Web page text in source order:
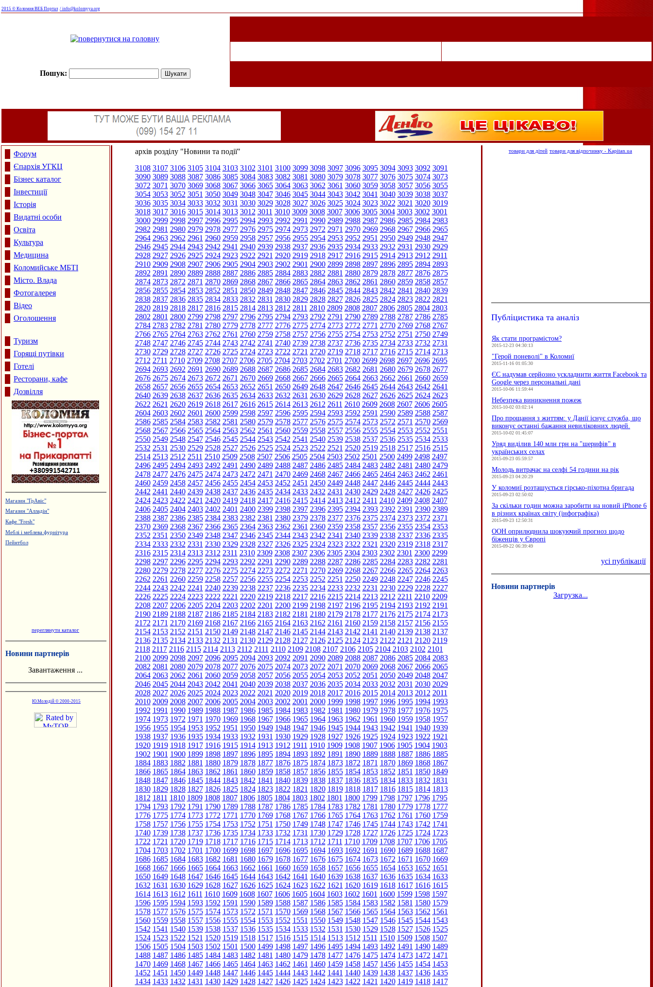
2015 © Коломия ВЕБ Портал / info@kolomyya.org
Пошук:
Форум
Єпархія УГКЦ
Бізнес каталог
Інвестиції
Історія
Видатні особи
Освіта
Культура
Медицина
Коломийське МБТІ
Місто. Влада
Фотогалерея
Відео
Оголошення
Туризм
Горящі путівки
Готелі
Ресторани, кафе
Дозвілля
Магазин "ГрАвіс"
Магазин "Алладін"
Кафе "Fresh"
Меблі і меблева фурнітура
Пейнтбол
переглянути каталог
Новини партнерів
Завантаження ...
Ю.Молодій © 2000-2015
архів розділу "Новини та події"
3108 3107 3106 3105 3104 3103 3102 3101 3100 3099 3098 3097 3096 3095 3094 3093 3092 3091
3090 3089 3088 3087 3086 3085 3084 3083 3082 3081 3080 3079 3078 3077 3076 3075 3074 3073
3072 3071 3070 3069 3068 3067 3066 3065 3064 3063 3062 3061 3060 3059 3058 3057 3056 3055
3054 3053 3052 3051 3050 3049 3048 3047 3046 3045 3044 3043 3042 3041 3040 3039 3038 3037
3036 3035 3034 3033 3032 3031 3030 3029 3028 3027 3026 3025 3024 3023 3022 3021 3020 3019
3018 3017 3016 3015 3014 3013 3012 3011 3010 3009 3008 3007 3006 3005 3004 3003 3002 3001
3000 2999 2998 2997 2996 2995 2994 2993 2992 2991 2990 2989 2988 2987 2986 2985 2984 2983
2982 2981 2980 2979 2978 2977 2976 2975 2974 2973 2972 2971 2970 2969 2968 2967 2966 2965
2964 2963 2962 2961 2960 2959 2958 2957 2956 2955 2954 2953 2952 2951 2950 2949 2948 2947
2946 2945 2944 2943 2942 2941 2940 2939 2938 2937 2936 2935 2934 2933 2932 2931 2930 2929
2928 2927 2926 2925 2924 2923 2922 2921 2920 2919 2918 2917 2916 2915 2914 2913 2912 2911
2910 2909 2908 2907 2906 2905 2904 2903 2902 2901 2900 2899 2898 2897 2896 2895 2894 2893
2892 2891 2890 2889 2888 2887 2886 2885 2884 2883 2882 2881 2880 2879 2878 2877 2876 2875
2874 2873 2872 2871 2870 2869 2868 2867 2866 2865 2864 2863 2862 2861 2860 2859 2858 2857
2856 2855 2854 2853 2852 2851 2850 2849 2848 2847 2846 2845 2844 2843 2842 2841 2840 2839
2838 2837 2836 2835 2834 2833 2832 2831 2830 2829 2828 2827 2826 2825 2824 2823 2822 2821
2820 2819 2818 2817 2816 2815 2814 2813 2812 2811 2810 2809 2808 2807 2806 2805 2804 2803
2802 2801 2800 2799 2798 2797 2796 2795 2794 2793 2792 2791 2790 2789 2788 2787 2786 2785
2784 2783 2782 2781 2780 2779 2778 2777 2776 2775 2774 2773 2772 2771 2770 2769 2768 2767
2766 2765 2764 2763 2762 2761 2760 2759 2758 2757 2756 2755 2754 2753 2752 2751 2750 2749
2748 2747 2746 2745 2744 2743 2742 2741 2740 2739 2738 2737 2736 2735 2734 2733 2732 2731
2730 2729 2728 2727 2726 2725 2724 2723 2722 2721 2720 2719 2718 2717 2716 2715 2714 2713
2712 2711 2710 2709 2708 2707 2706 2705 2704 2703 2702 2701 2700 2699 2698 2697 2696 2695
2694 2693 2692 2691 2690 2689 2688 2687 2686 2685 2684 2683 2682 2681 2680 2679 2678 2677
2676 2675 2674 2673 2672 2671 2670 2669 2668 2667 2666 2665 2664 2663 2662 2661 2660 2659
2658 2657 2656 2655 2654 2653 2652 2651 2650 2649 2648 2647 2646 2645 2644 2643 2642 2641
2640 2639 2638 2637 2636 2635 2634 2633 2632 2631 2630 2629 2628 2627 2626 2625 2624 2623
2622 2621 2620 2619 2618 2617 2616 2615 2614 2613 2612 2611 2610 2609 2608 2607 2606 2605
2604 2603 2602 2601 2600 2599 2598 2597 2596 2595 2594 2593 2592 2591 2590 2589 2588 2587
2586 2585 2584 2583 2582 2581 2580 2579 2578 2577 2576 2575 2574 2573 2572 2571 2570 2569
2568 2567 2566 2565 2564 2563 2562 2561 2560 2559 2558 2557 2556 2555 2554 2553 2552 2551
2550 2549 2548 2547 2546 2545 2544 2543 2542 2541 2540 2539 2538 2537 2536 2535 2534 2533
2532 2531 2530 2529 2528 2527 2526 2525 2524 2523 2522 2521 2520 2519 2518 2517 2516 2515
2514 2513 2512 2511 2510 2509 2508 2507 2506 2505 2504 2503 2502 2501 2500 2499 2498 2497
2496 2495 2494 2493 2492 2491 2490 2489 2488 2487 2486 2485 2484 2483 2482 2481 2480 2479
2478 2477 2476 2475 2474 2473 2472 2471 2470 2469 2468 2467 2466 2465 2464 2463 2462 2461
2460 2459 2458 2457 2456 2455 2454 2453 2452 2451 2450 2449 2448 2447 2446 2445 2444 2443
2442 2441 2440 2439 2438 2437 2436 2435 2434 2433 2432 2431 2430 2429 2428 2427 2426 2425
2424 2423 2422 2421 2420 2419 2418 2417 2416 2415 2414 2413 2412 2411 2410 2409 2408 2407
2406 2405 2404 2403 2402 2401 2400 2399 2398 2397 2396 2395 2394 2393 2392 2391 2390 2389
2388 2387 2386 2385 2384 2383 2382 2381 2380 2379 2378 2377 2376 2375 2374 2373 2372 2371
2370 2369 2368 2367 2366 2365 2364 2363 2362 2361 2360 2359 2358 2357 2356 2355 2354 2353
2352 2351 2350 2349 2348 2347 2346 2345 2344 2343 2342 2341 2340 2339 2338 2337 2336 2335
2334 2333 2332 2331 2330 2329 2328 2327 2326 2325 2324 2323 2322 2321 2320 2319 2318 2317
2316 2315 2314 2313 2312 2311 2310 2309 2308 2307 2306 2305 2304 2303 2302 2301 2300 2299
2298 2297 2296 2295 2294 2293 2292 2291 2290 2289 2288 2287 2286 2285 2284 2283 2282 2281
2280 2279 2278 2277 2276 2275 2274 2273 2272 2271 2270 2269 2268 2267 2266 2265 2264 2263
2262 2261 2260 2259 2258 2257 2256 2255 2254 2253 2252 2251 2250 2249 2248 2247 2246 2245
2244 2243 2242 2241 2240 2239 2238 2237 2236 2235 2234 2233 2232 2231 2230 2229 2228 2227
2226 2225 2224 2223 2222 2221 2220 2219 2218 2217 2216 2215 2214 2213 2212 2211 2210 2209
2208 2207 2206 2205 2204 2203 2202 2201 2200 2199 2198 2197 2196 2195 2194 2193 2192 2191
2190 2189 2188 2187 2186 2185 2184 2183 2182 2181 2180 2179 2178 2177 2176 2175 2174 2173
2172 2171 2170 2169 2168 2167 2166 2165 2164 2163 2162 2161 2160 2159 2158 2157 2156 2155
2154 2153 2152 2151 2150 2149 2148 2147 2146 2145 2144 2143 2142 2141 2140 2139 2138 2137
2136 2135 2134 2133 2132 2131 2130 2129 2128 2127 2126 2125 2124 2123 2122 2121 2120 2119
2118 2117 2116 2115 2114 2113 2112 2111 2110 2109 2108 2107 2106 2105 2104 2103 2102 2101
2100 2099 2098 2097 2096 2095 2094 2093 2092 2091 2090 2089 2088 2087 2086 2085 2084 2083
2082 2081 2080 2079 2078 2077 2076 2075 2074 2073 2072 2071 2070 2069 2068 2067 2066 2065
2064 2063 2062 2061 2060 2059 2058 2057 2056 2055 2054 2053 2052 2051 2050 2049 2048 2047
2046 2045 2044 2043 2042 2041 2040 2039 2038 2037 2036 2035 2034 2033 2032 2031 2030 2029
2028 2027 2026 2025 2024 2023 2022 2021 2020 2019 2018 2017 2016 2015 2014 2013 2012 2011
2010 2009 2008 2007 2006 2005 2004 2003 2002 2001 2000 1999 1998 1997 1996 1995 1994 1993
1992 1991 1990 1989 1988 1987 1986 1985 1984 1983 1982 1981 1980 1979 1978 1977 1976 1975
1974 1973 1972 1971 1970 1969 1968 1967 1966 1965 1964 1963 1962 1961 1960 1959 1958 1957
1956 1955 1954 1953 1952 1951 1950 1949 1948 1947 1946 1945 1944 1943 1942 1941 1940 1939
1938 1937 1936 1935 1934 1933 1932 1931 1930 1929 1928 1927 1926 1925 1924 1923 1922 1921
1920 1919 1918 1917 1916 1915 1914 1913 1912 1911 1910 1909 1908 1907 1906 1905 1904 1903
1902 1901 1900 1899 1898 1897 1896 1895 1894 1893 1892 1891 1890 1889 1888 1887 1886 1885
1884 1883 1882 1881 1880 1879 1878 1877 1876 1875 1874 1873 1872 1871 1870 1869 1868 1867
1866 1865 1864 1863 1862 1861 1860 1859 1858 1857 1856 1855 1854 1853 1852 1851 1850 1849
1848 1847 1846 1845 1844 1843 1842 1841 1840 1839 1838 1837 1836 1835 1834 1833 1832 1831
1830 1829 1828 1827 1826 1825 1824 1823 1822 1821 1820 1819 1818 1817 1816 1815 1814 1813
1812 1811 1810 1809 1808 1807 1806 1805 1804 1803 1802 1801 1800 1799 1798 1797 1796 1795
1794 1793 1792 1791 1790 1789 1788 1787 1786 1785 1784 1783 1782 1781 1780 1779 1778 1777
1776 1775 1774 1773 1772 1771 1770 1769 1768 1767 1766 1765 1764 1763 1762 1761 1760 1759
1758 1757 1756 1755 1754 1753 1752 1751 1750 1749 1748 1747 1746 1745 1744 1743 1742 1741
1740 1739 1738 1737 1736 1735 1734 1733 1732 1731 1730 1729 1728 1727 1726 1725 1724 1723
1722 1721 1720 1719 1718 1717 1716 1715 1714 1713 1712 1711 1710 1709 1708 1707 1706 1705
1704 1703 1702 1701 1700 1699 1698 1697 1696 1695 1694 1693 1692 1691 1690 1689 1688 1687
1686 1685 1684 1683 1682 1681 1680 1679 1678 1677 1676 1675 1674 1673 1672 1671 1670 1669
1668 1667 1666 1665 1664 1663 1662 1661 1660 1659 1658 1657 1656 1655 1654 1653 1652 1651
1650 1649 1648 1647 1646 1645 1644 1643 1642 1641 1640 1639 1638 1637 1636 1635 1634 1633
1632 1631 1630 1629 1628 1627 1626 1625 1624 1623 1622 1621 1620 1619 1618 1617 1616 1615
1614 1613 1612 1611 1610 1609 1608 1607 1606 1605 1604 1603 1602 1601 1600 1599 1598 1597
1596 1595 1594 1593 1592 1591 1590 1589 1588 1587 1586 1585 1584 1583 1582 1581 1580 1579
1578 1577 1576 1575 1574 1573 1572 1571 1570 1569 1568 1567 1566 1565 1564 1563 1562 1561
1560 1559 1558 1557 1556 1555 1554 1553 1552 1551 1550 1549 1548 1547 1546 1545 1544 1543
1542 1541 1540 1539 1538 1537 1536 1535 1534 1533 1532 1531 1530 1529 1528 1527 1526 1525
1524 1523 1522 1521 1520 1519 1518 1517 1516 1515 1514 1513 1512 1511 1510 1509 1508 1507
1506 1505 1504 1503 1502 1501 1500 1499 1498 1497 1496 1495 1494 1493 1492 1491 1490 1489
1488 1487 1486 1485 1484 1483 1482 1481 1480 1479 1478 1477 1476 1475 1474 1473 1472 1471
1470 1469 1468 1467 1466 1465 1464 1463 1462 1461 1460 1459 1458 1457 1456 1455 1454 1453
1452 1451 1450 1449 1448 1447 1446 1445 1444 1443 1442 1441 1440 1439 1438 1437 1436 1435
1434 1433 1432 1431 1430 1429 1428 1427 1426 1425 1424 1423 1422 1421 1420 1419 1418 1417
товари для дітей товари для відпочинку - Kapitan.ua
Публіцистика та аналіз
Як стати програмістом?
2015-12-23 04:30:13
"Герой поневолі" в Коломиї
2015-11-16 01:05:30
ЄC надумав серйозно ускладнити життя Facebook та
Google через персональні дані
2015-10-06 11:59:44
Небезпека виникнення пожеж
2015-10-02 03:02:14
Про прощання з життям: у Данії існує служба, що
виконує останні бажання невиліковних людей.
2015-10-02 01:45:07
Уряд виділив 140 млн грн на "шерифів" в
українських селах
2015-09-23 05:59:57
Молодь витрачає на селфі 54 години на рік
2015-09-23 04:20:29
У коломиї розташується гірсько-піхотна бригада
2015-09-23 02:50:02
За скільки годин можна заробити на новий iPhone 6
в різних країнах світу (інфографіка)
2015-09-23 12:50:31
ООН оприлюднила шокуючий прогноз щодо
біженців у Європі
2015-09-22 06:39:49
усі публікації
Новини партнерів
Загрузка...